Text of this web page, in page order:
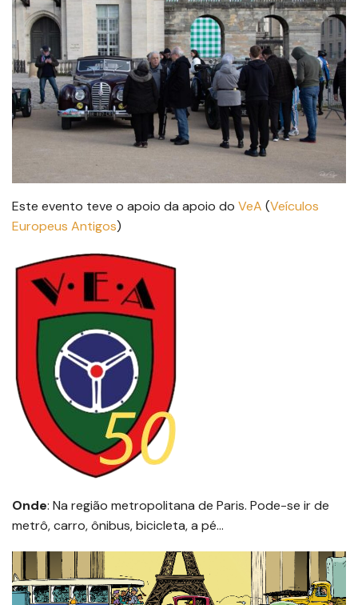
Este evento teve o apoio da apoio do VeA (Veículos
Europeus Antigos)
Onde: Na região metropolitana de Paris. Pode-se ir de
metrô, carro, ônibus, bicicleta, a pé…